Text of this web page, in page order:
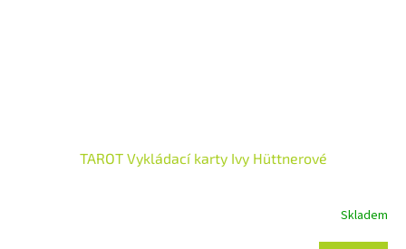
TAROT Vykládací karty Ivy Hüttnerové
Skladem